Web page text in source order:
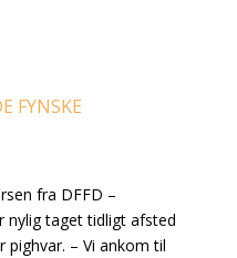
FYNSKE
fra DFFD –
nylig taget tidligt afsted
– Vi ankom til